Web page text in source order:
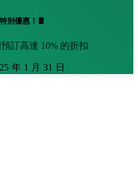
別優惠！🧧
訂高達 10% 的折扣
年 1 月 31 日